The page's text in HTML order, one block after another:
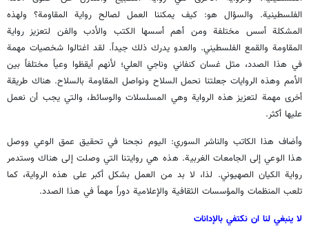
الفلسطينية. والسؤال هو: كيف يمكننا العمل لصالح رواية المقاومة؟ ولهذه
المشكلة أسس مختلفة ومن أهم أسسها الكتب والأدب والفن لتعزيز رواية
المقاومة والقمع الفلسطيني. والعدو يدرك ذلك جيداً. لقد اغتالوا شخصيات مهمة
في هذا الصدد، مثل غسان كنفاني وناجي العلي؛ لأنهم أيقظوا وعياً مختلفاً بين
الأمم وهذه الروايات جعلتنا نحمل السلاح ونواصل المقاومة بالسلاح. هناك طريقة
أخرى مهمة لتعزيز هذه الرواية وهي المسلسلات والوسائط، والتي يجب أن نعمل
عليها أكثر.
وأضاف هذا الكاتب والناشر السوري: اليوم نجحنا في تحقيق عمق الوعي ووصل
هذا الوعي إلى الجامعات الغربية. هذه هي روايتنا التي وصلت إلى هناك وستدمر
رواية الكيان الصهيوني. لذا، لا بد من العمل بشكل أكبر على هذه الرواية، كما
تلعب المنظمات والمؤسسات الثقافية والإعلامية دوراً مهماً في هذا الصدد.
لا ينبغي لنا ان نكتفي بالإدانات